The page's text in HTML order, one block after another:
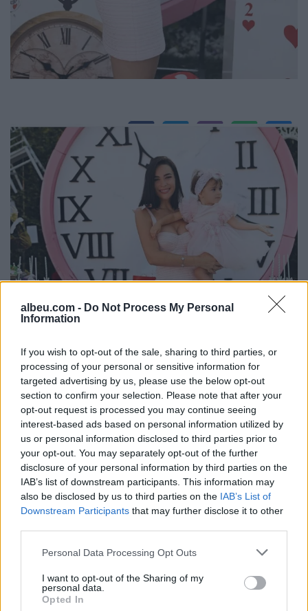
albeu.com - Do Not Process My Personal
Information
If you wish to opt-out of the sale, sharing to third parties, or
processing of your personal or sensitive information for
targeted advertising by us, please use the below opt-out
section to confirm your selection. Please note that after your
opt-out request is processed you may continue seeing
interest-based ads based on personal information utilized by
us or personal information disclosed to third parties prior to
your opt-out. You may separately opt-out of the further
disclosure of your personal information by third parties on the
IAB’s list of downstream participants. This information may
also be disclosed by us to third parties on the IAB’s List of
Downstream Participants that may further disclose it to other
Personal Data Processing Opt Outs
I want to opt-out of the Sharing of my
personal data.
Opted In